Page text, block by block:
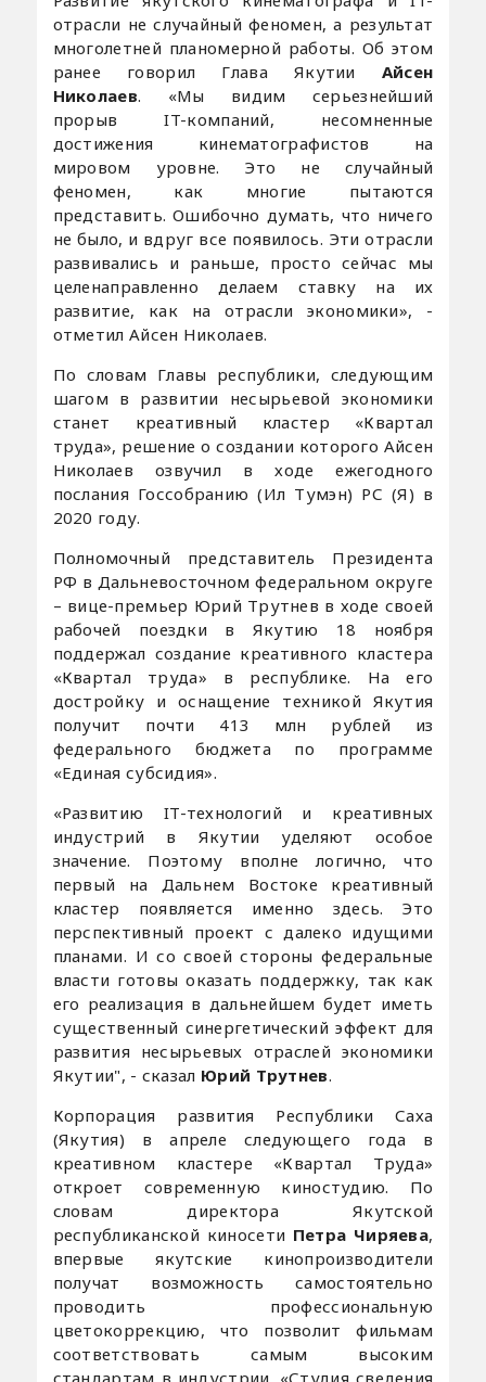
отрасли не случайный феномен, а результат
многолетней планомерной работы. Об этом
ранее говорил Глава Якутии Айсен
Николаев. «Мы видим серьезнейший
прорыв IT-компаний, несомненные
достижения кинематографистов на
мировом уровне. Это не случайный
феномен, как многие пытаются
представить. Ошибочно думать, что ничего
не было, и вдруг все появилось. Эти отрасли
развивались и раньше, просто сейчас мы
целенаправленно делаем ставку на их
развитие, как на отрасли экономики», -
отметил Айсен Николаев.
По словам Главы республики, следующим
шагом в развитии несырьевой экономики
станет креативный кластер «Квартал
труда», решение о создании которого Айсен
Николаев озвучил в ходе ежегодного
послания Госсобранию (Ил Тумэн) РС (Я) в
2020 году.
Полномочный представитель Президента
РФ в Дальневосточном федеральном округе
– вице-премьер Юрий Трутнев в ходе своей
рабочей поездки в Якутию 18 ноября
поддержал создание креативного кластера
«Квартал труда» в республике. На его
достройку и оснащение техникой Якутия
получит почти 413 млн рублей из
федерального бюджета по программе
«Единая субсидия».
«Развитию IT-технологий и креативных
индустрий в Якутии уделяют особое
значение. Поэтому вполне логично, что
первый на Дальнем Востоке креативный
кластер появляется именно здесь. Это
перспективный проект с далеко идущими
планами. И со своей стороны федеральные
власти готовы оказать поддержку, так как
его реализация в дальнейшем будет иметь
существенный синергетический эффект для
развития несырьевых отраслей экономики
Якутии", - сказал Юрий Трутнев.
Корпорация развития Республики Саха
(Якутия) в апреле следующего года в
креативном кластере «Квартал Труда»
откроет современную киностудию. По
словам директора Якутской
республиканской киносети Петра Чиряева,
впервые якутские кинопроизводители
получат возможность самостоятельно
проводить профессиональную
цветокоррекцию, что позволит фильмам
соответствовать самым высоким
стандартам в индустрии. «Студия сведения